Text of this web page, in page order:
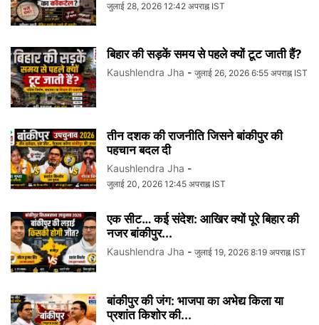
जुलाई 28, 2026 12:42 अपराह्न IST
बिहार की सड़कें समय से पहले क्यों टूट जाती हैं?
Kaushlendra Jha - जुलाई 26, 2026 6:55 अपराह्न IST
तीन दशक की राजनीति जिसने बांकीपुर की
पहचान बदल दी
Kaushlendra Jha -
जुलाई 20, 2026 12:45 अपराह्न IST
एक सीट… कई संदेश: आखिर क्यों पूरे बिहार की
नजर बांकीपुर...
Kaushlendra Jha - जुलाई 19, 2026 8:19 अपराह्न IST
बांकीपुर की जंग: भाजपा का अभेद्य किला या
प्रशांत किशोर की...